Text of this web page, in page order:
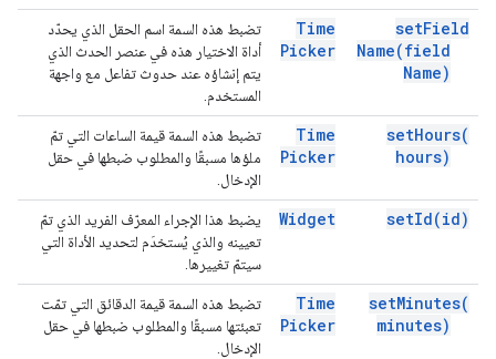
setField
Name(field
Name)
Time
Picker
تضبط هذه السمة اسم الحقل الذي يحدّد
أداة الاختيار هذه في عنصر الحدث الذي
يتم إنشاؤه عند حدوث تفاعل مع واجهة
المستخدم.
setHours(
hours)
Time
Picker
تضبط هذه السمة قيمة الساعات التي تمّ
ملؤها مسبقًا والمطلوب ضبطها في حقل
الإدخال.
setId(id)
Widget
يضبط هذا الإجراء المعرّف الفريد الذي تمّ
تعيينه والذي يُستخدَم لتحديد الأداة التي
سيتمّ تغييرها.
setMinutes(
minutes)
Time
Picker
تضبط هذه السمة قيمة الدقائق التي تمّت
تعبئتها مسبقًا والمطلوب ضبطها في حقل
الإدخال.